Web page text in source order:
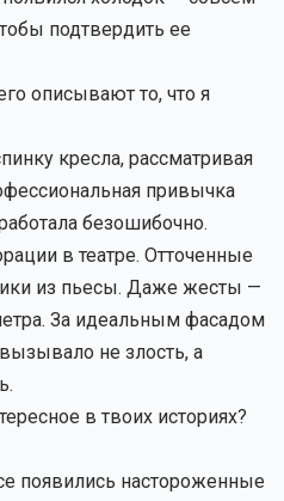
подтвердить ее
описывают то, что я
кресла, рассматривая
привычка
безошибочно.
в театре. Отточенные
из пьесы. Даже жесты —
За идеальным фасадом
не злость, а
в твоих историях?
появились настороженные